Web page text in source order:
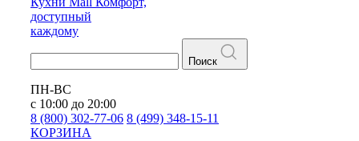
доступный
каждому
Поиск
ПН-ВС
с 10:00 до 20:00
8 (800) 302-77-06 8 (499) 348-15-11
КОРЗИНА